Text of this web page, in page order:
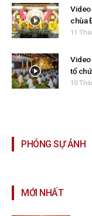
Video
chùa
11
Video
tổ
10
PHÓNG SỰ ẢNH
MỚI NHẤT